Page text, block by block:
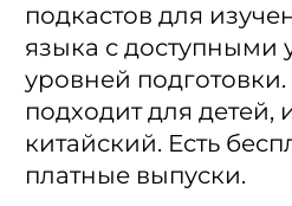
подкастов для
языка с доступными
уровней
подходит для детей,
китайский. Есть
платные выпуски.